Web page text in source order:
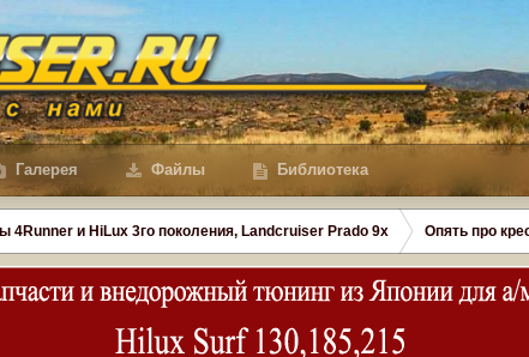
Галерея Файлы Библиотека
4Runner и HiLux 3го поколения, Landсruiser Prado 9x Опять про